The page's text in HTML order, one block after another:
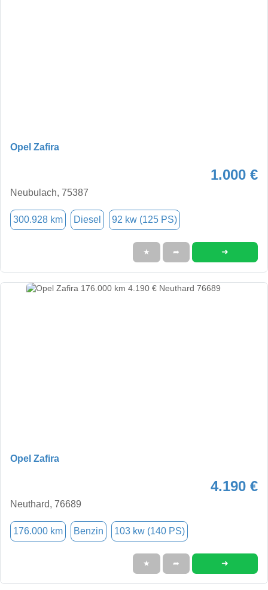
Opel Zafira
1.000 €
Neubulach, 75387
300.928 km Diesel 92 kw (125 PS)
★ ➦ ➜
Opel Zafira
4.190 €
Neuthard, 76689
176.000 km Benzin 103 kw (140 PS)
★ ➦ ➜